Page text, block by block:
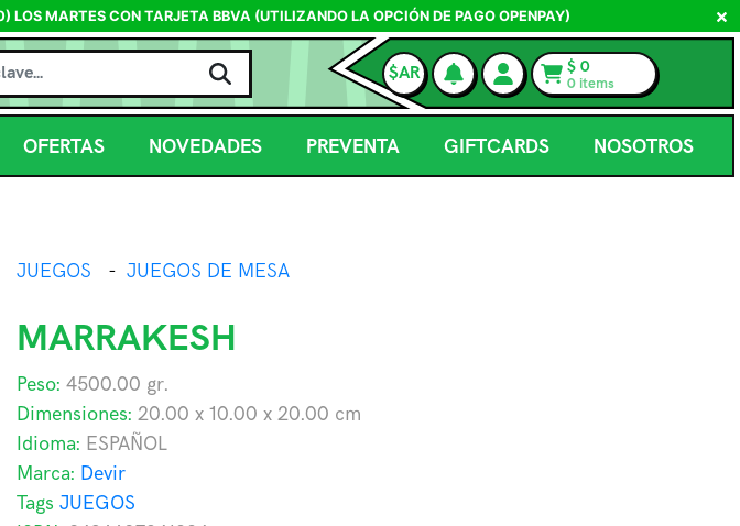
MARTES CON TARJETA BBVA (UTILIZANDO LA OPCIÓN DE PAGO OPENPAY)
$AR $ 0
0items
OFERTAS NOVEDADES PREVENTA GIFTCARDS NOSOTROS
JUEGOS - JUEGOS DE MESA
MARRAKESH
Peso: 4500.00 gr.
Dimensiones: 20.00 x 10.00 x 20.00 cm
Idioma: ESPAÑOL
Marca: Devir
Tags JUEGOS